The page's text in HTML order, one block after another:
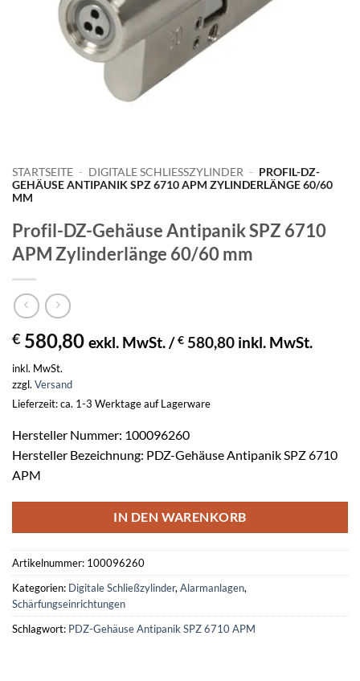
STARTSEITE - DIGITALE SCHLIESSZYLINDER - PROFIL-DZ-
GEHÄUSE ANTIPANIK SPZ 6710 APM ZYLINDERLÄNGE 60/60
MM
Profil-DZ-Gehäuse Antipanik SPZ 6710
APM Zylinderlänge 60/60 mm
€ 580,80 exkl. MwSt. /€ 580,80 inkl. MwSt.
inkl. MwSt.
zzgl. Versand
Lieferzeit: ca. 1-3 Werktage auf Lagerware
Hersteller Nummer: 100096260
Hersteller Bezeichnung: PDZ-Gehäuse Antipanik SPZ 6710
APM
IN DEN WARENKORB
Artikelnummer: 100096260
Kategorien: Digitale Schließzylinder, Alarmanlagen,
Schärfungseinrichtungen
Schlagwort: PDZ-Gehäuse Antipanik SPZ 6710 APM